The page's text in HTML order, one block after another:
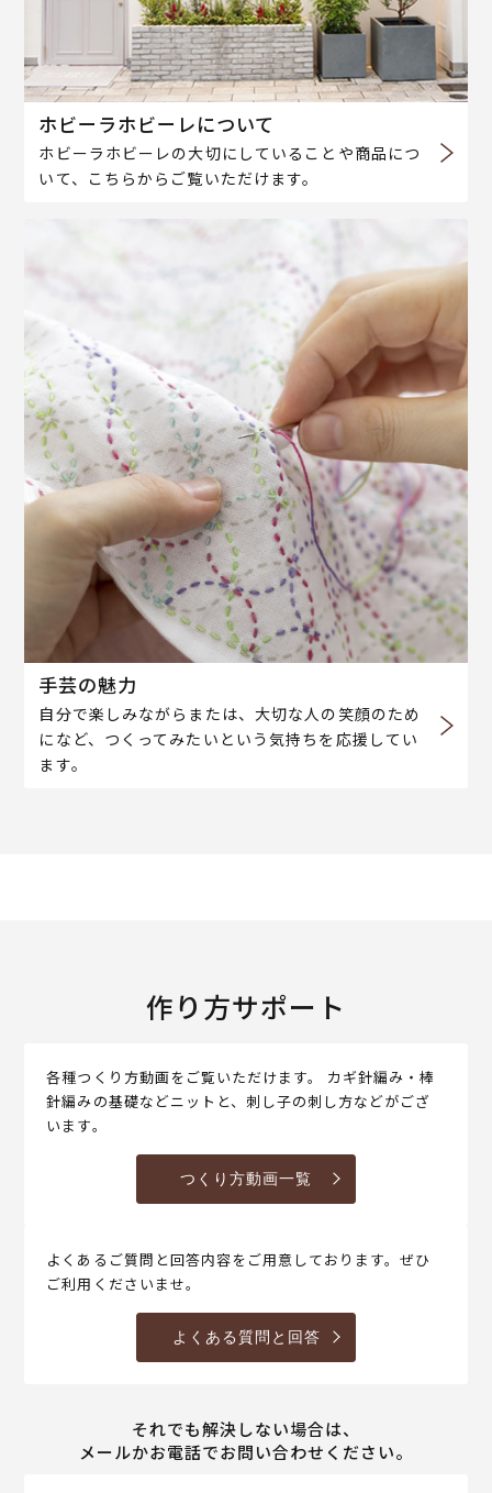
ホビーラホビーレについて
ホビーラホビーレの大切にしていることや商品につ
いて、こちらからご覧いただけます。
手芸の魅力
自分で楽しみながらまたは、大切な人の笑顔のため
になど、つくってみたいという気持ちを応援してい
ます。
作り方サポート
各種つくり方動画をご覧いただけます。 カギ針編み・棒
針編みの基礎などニットと、刺し子の刺し方などがござ
います。
つくり方動画一覧
よくあるご質問と回答内容をご用意しております。ぜひ
ご利用くださいませ。
よくある質問と回答
それでも解決しない場合は、
メールかお電話でお問い合わせください。